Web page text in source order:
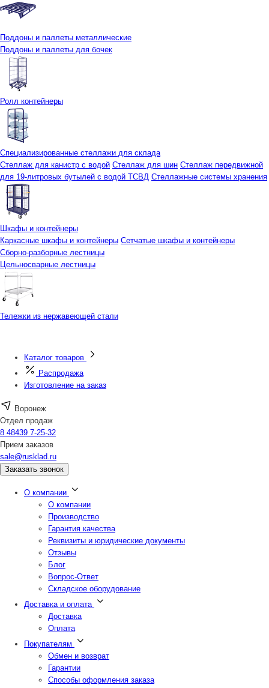
Поддоны и паллеты металлические
Поддоны и паллеты для бочек
Ролл контейнеры
Специализированные стеллажи для склада
Стеллаж для канистр с водой Стеллаж для шин Стеллаж передвижной
для 19-литровых бутылей с водой ТСВД Стеллажные системы хранения
Шкафы и контейнеры
Каркасные шкафы и контейнеры Сетчатые шкафы и контейнеры
Сборно-разборные лестницы
Цельносварные лестницы
Тележки из нержавеющей стали
Каталог товаров
Распродажа
Изготовление на заказ
Воронеж
Отдел продаж
8 48439 7-25-32
Прием заказов
sale@rusklad.ru
Заказать звонок
О компании
О компании
Производство
Гарантия качества
Реквизиты и юридические документы
Отзывы
Блог
Вопрос-Ответ
Складское оборудование
Доставка и оплата
Доставка
Оплата
Покупателям
Обмен и возврат
Гарантии
Способы оформления заказа